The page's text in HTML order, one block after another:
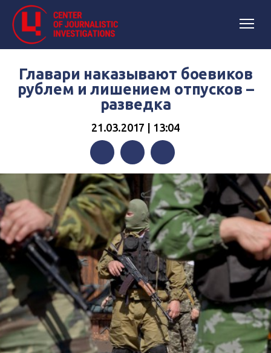
Главари наказывают боевиков
рублем и лишением отпусков –
разведка
21.03.2017 | 13:04
FacebookTwitterTelegram